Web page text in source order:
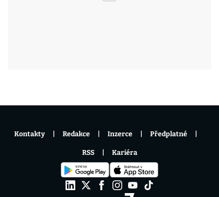
Kontakty Redakce Inzerce Předplatné
RSS Kariéra